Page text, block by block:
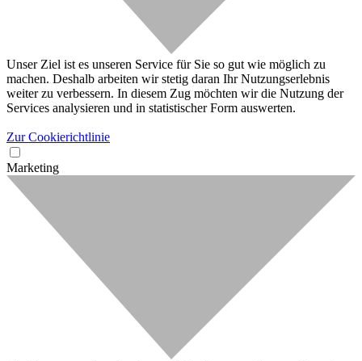
Unser Ziel ist es unseren Service für Sie so gut wie möglich zu
machen. Deshalb arbeiten wir stetig daran Ihr Nutzungserlebnis
weiter zu verbessern. In diesem Zug möchten wir die Nutzung der
Services analysieren und in statistischer Form auswerten.
Zur Cookierichtlinie
Marketing